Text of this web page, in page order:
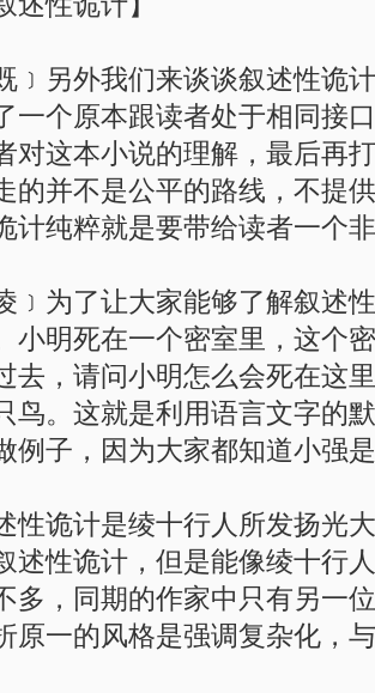
﹞另外我们来谈谈叙述性诡
一个原本跟读者处于相同接
对这本小说的理解，最后再
的并不是公平的路线，不提
计纯粹就是要带给读者一个
﹞为了让大家能够了解叙述
小明死在一个密室里，这个
去，请问小明怎么会死在这
鸟。这就是利用语言文字的
例子，因为大家都知道小强
性诡计是绫十行人所发扬光
述性诡计，但是能像绫十行
多，同期的作家中只有另一
原一的风格是强调复杂化，